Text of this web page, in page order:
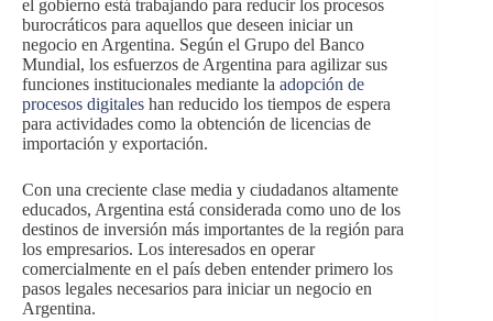
el gobierno está trabajando para reducir los procesos
burocráticos para aquellos que deseen iniciar un
negocio en Argentina. Según el Grupo del Banco
Mundial, los esfuerzos de Argentina para agilizar sus
funciones institucionales mediante la adopción de
procesos digitales han reducido los tiempos de espera
para actividades como la obtención de licencias de
importación y exportación.
Con una creciente clase media y ciudadanos altamente
educados, Argentina está considerada como uno de los
destinos de inversión más importantes de la región para
los empresarios. Los interesados en operar
comercialmente en el país deben entender primero los
pasos legales necesarios para iniciar un negocio en
Argentina.